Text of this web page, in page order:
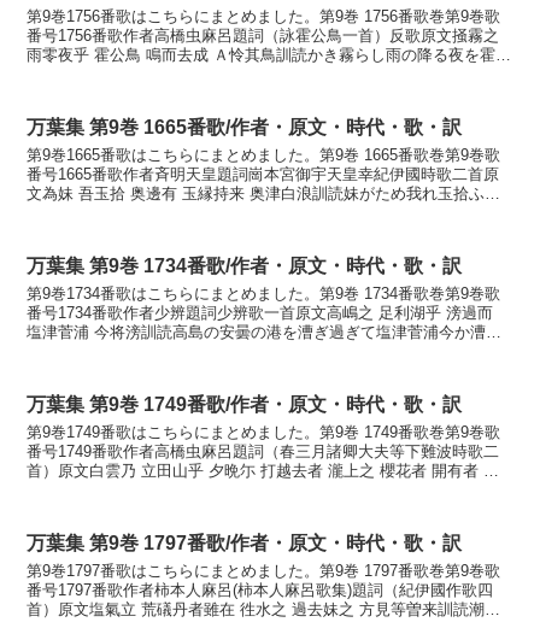
第9巻1756番歌はこちらにまとめました。第9巻 1756番歌巻第9巻歌
番号1756番歌作者高橋虫麻呂題詞（詠霍公鳥一首）反歌原文掻霧之
雨零夜乎 霍公鳥 鳴而去成 Ａ怜其鳥訓読かき霧らし雨の降る夜を霍公
万葉集 第9巻 1665番歌/作者・原文・時代・歌・訳
第9巻1665番歌はこちらにまとめました。第9巻 1665番歌巻第9巻歌
番号1665番歌作者斉明天皇題詞崗本宮御宇天皇幸紀伊國時歌二首原
文為妹 吾玉拾 奥邊有 玉縁持来 奥津白浪訓読妹がため我れ玉拾ふ沖
万葉集 第9巻 1734番歌/作者・原文・時代・歌・訳
第9巻1734番歌はこちらにまとめました。第9巻 1734番歌巻第9巻歌
番号1734番歌作者少辨題詞少辨歌一首原文高嶋之 足利湖乎 滂過而
塩津菅浦 今将滂訓読高島の安曇の港を漕ぎ過ぎて塩津菅浦今か漕ぐ
万葉集 第9巻 1749番歌/作者・原文・時代・歌・訳
第9巻1749番歌はこちらにまとめました。第9巻 1749番歌巻第9巻歌
番号1749番歌作者高橋虫麻呂題詞（春三月諸卿大夫等下難波時歌二
首）原文白雲乃 立田山乎 夕晩尓 打越去者 瀧上之 櫻花者 開有者 落
万葉集 第9巻 1797番歌/作者・原文・時代・歌・訳
第9巻1797番歌はこちらにまとめました。第9巻 1797番歌巻第9巻歌
番号1797番歌作者柿本人麻呂(柿本人麻呂歌集)題詞（紀伊國作歌四
首）原文塩氣立 荒礒丹者雖在 徃水之 過去妹之 方見等曽来訓読潮気